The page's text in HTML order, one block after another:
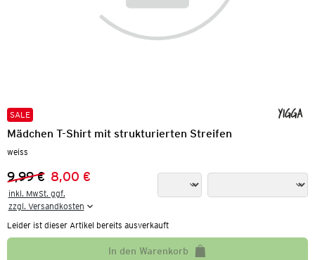
SALE
Mädchen T-Shirt mit strukturierten Streifen
weiss
Vorheriger Preis:
9,99 €
Neuer Preis:
8,00 €
inkl. MwSt. ggf.
zzgl. Versandkosten
Leider ist dieser Artikel bereits ausverkauft
In den Warenkorb